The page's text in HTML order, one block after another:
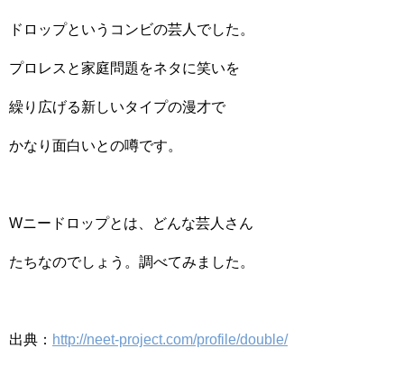
ドロップというコンビの芸人でした。
プロレスと家庭問題をネタに笑いを
繰り広げる新しいタイプの漫才で
かなり面白いとの噂です。
Wニードロップとは、どんな芸人さん
たちなのでしょう。調べてみました。
出典： http://neet-project.com/profile/double/